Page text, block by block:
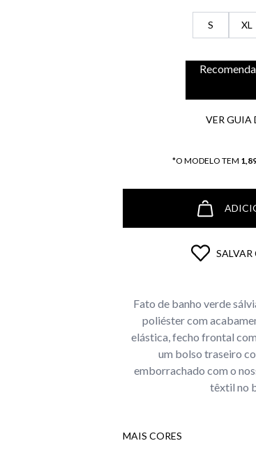
S XL
VER GUIA
*O MODELO TEM
Fato de banho verde
poliéster com
elástica, fecho frontal
um bolso traseiro
emborrachado com o
têxtil no
MAIS CORES